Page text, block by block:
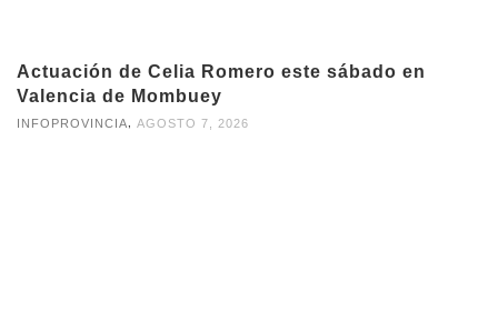
Actuación de Celia Romero este sábado en
Valencia de Mombuey
INFOPROVINCIA AGOSTO 7, 2026